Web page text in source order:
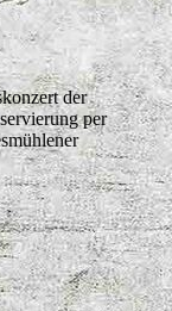
der
per